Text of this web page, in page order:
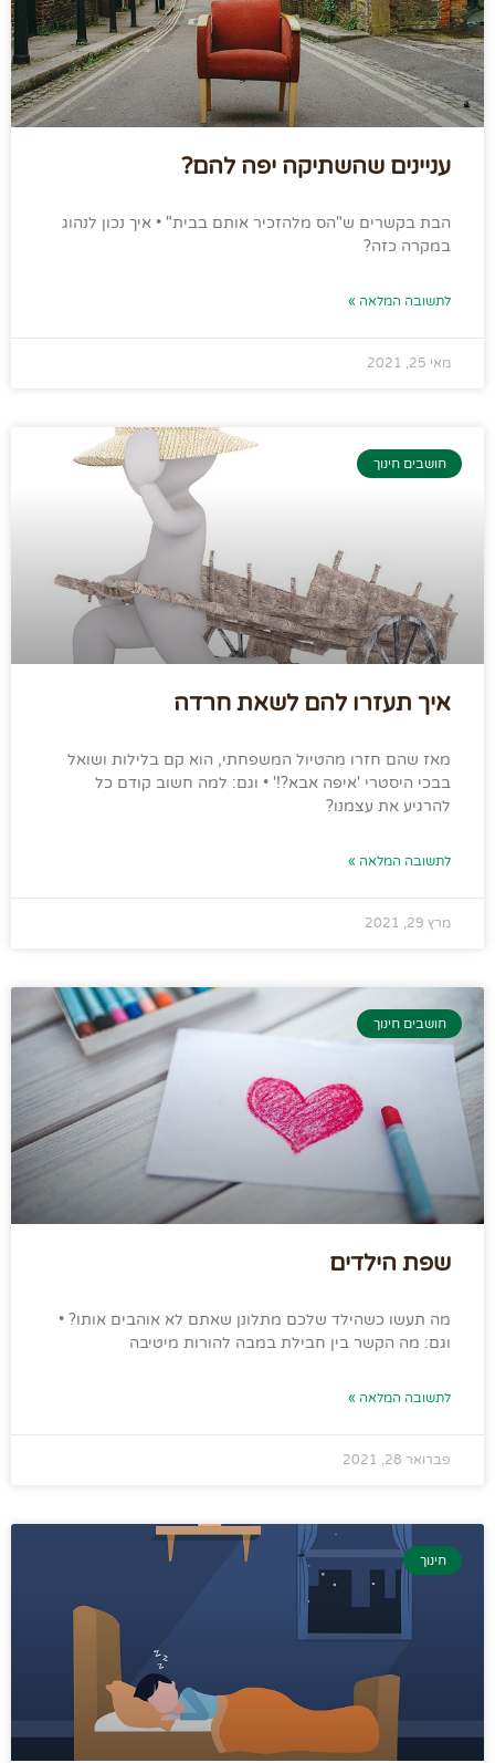
עניינים שהשתיקה יפה להם?
הבת בקשרים ש"הס מלהזכיר אותם בבית" • איך נכון לנהוג
במקרה כזה?
לתשובה המלאה »
מאי 25, 2021
חושבים חינוך
איך תעזרו להם לשאת חרדה
מאז שהם חזרו מהטיול המשפחתי, הוא קם בלילות ושואל
בבכי היסטרי 'איפה אבא?!' • וגם: למה חשוב קודם כל
להרגיע את עצמנו?
לתשובה המלאה »
מרץ 29, 2021
חושבים חינוך
שפת הילדים
מה תעשו כשהילד שלכם מתלונן שאתם לא אוהבים אותו? •
וגם: מה הקשר בין חבילת במבה להורות מיטיבה
לתשובה המלאה »
פברואר 28, 2021
חינוך